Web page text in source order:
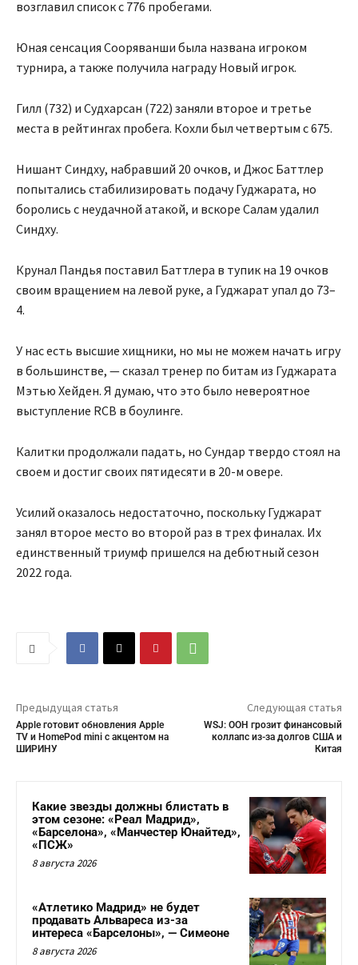
возглавил список с 776 пробегами.
Юная сенсация Сооряванши была названа игроком
турнира, а также получила награду Новый игрок.
Гилл (732) и Судхарсан (722) заняли второе и третье
места в рейтингах пробега. Кохли был четвертым с 675.
Нишант Синдху, набравший 20 очков, и Джос Баттлер
попытались стабилизировать подачу Гуджарата, но
боролись с неудачной атакой, и вскоре Салам удалил
Синдху.
Крунал Пандья поставил Баттлера в тупик на 19 очков
своим вращением на левой руке, а Гуджарат упал до 73–
4.
У нас есть высшие хищники, но мы не можем начать игру
в большинстве, — сказал тренер по битам из Гуджарата
Мэтью Хейден. Я думаю, что это было невероятное
выступление RCB в боулинге.
Калитки продолжали падать, но Сундар твердо стоял на
своем и достиг своих пятидесяти в 20-м овере.
Усилий оказалось недостаточно, поскольку Гуджарат
занял второе место во второй раз в трех финалах. Их
единственный триумф пришелся на дебютный сезон
2022 года.
Предыдущая статья
Apple готовит обновления Apple
TV и HomePod mini с акцентом на
ШИРИНУ
Следующая статья
WSJ: ООН грозит финансовый
коллапс из-за долгов США и
Китая
Какие звезды должны блистать в
этом сезоне: «Реал Мадрид»,
«Барселона», «Манчестер Юнайтед»,
«ПСЖ»
8 августа 2026
«Атлетико Мадрид» не будет
продавать Альвареса из-за
интереса «Барселоны», — Симеоне
8 августа 2026